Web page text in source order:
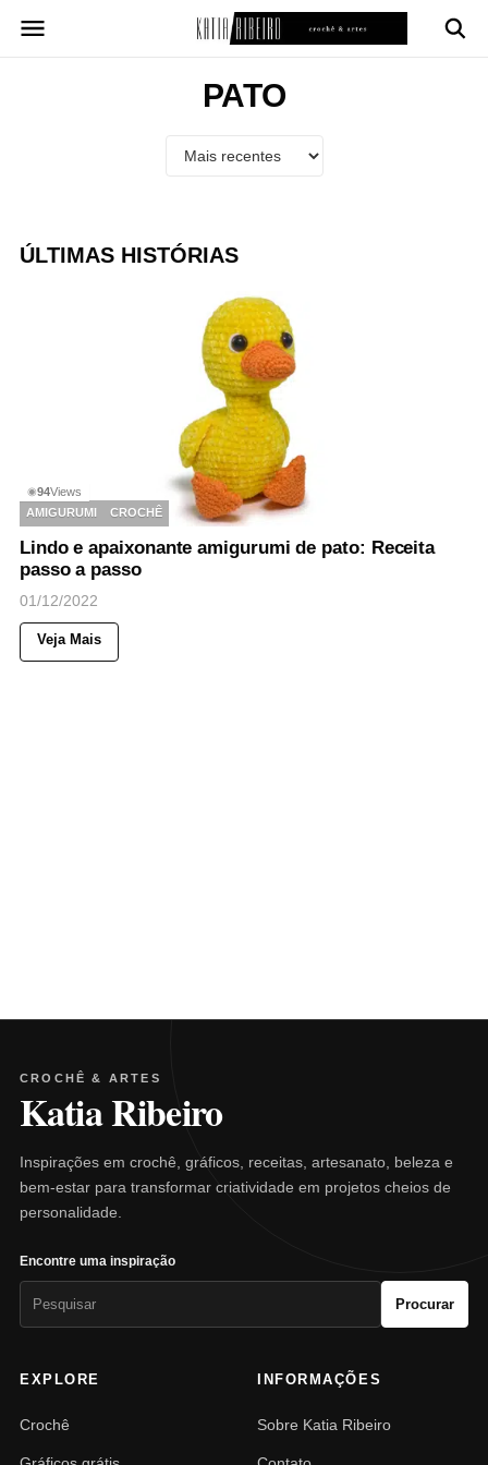
para
PATO
ÚLTIMAS HISTÓRIAS
◉94Views
AMIGURUMI
CROCHÊ
Lindo e apaixonante amigurumi de pato: Receita
passo a passo
01/12/2022
Veja Mais
CROCHÊ & ARTES
Katia Ribeiro
Inspirações em crochê, gráficos, receitas, artesanato, beleza e
bem-estar para transformar criatividade em projetos cheios de
personalidade.
Encontre uma inspiração
Procurar
EXPLORE
Crochê
INFORMAÇÕES
Sobre Katia Ribeiro